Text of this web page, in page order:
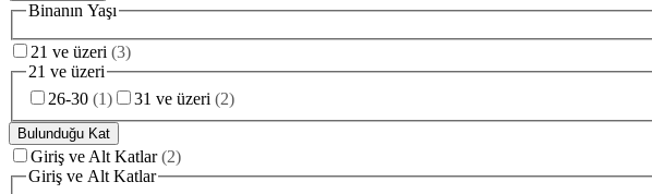
Binanın Yaşı
21 ve üzeri (3)
21 ve üzeri
26-30 (1) 31 ve üzeri (2)
Bulunduğu Kat
Giriş ve Alt Katlar (2)
Giriş ve Alt Katlar